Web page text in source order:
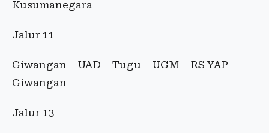
Kusumanegara
Jalur 11
Giwangan – UAD – Tugu – UGM – RS YAP –
Giwangan
Jalur 13